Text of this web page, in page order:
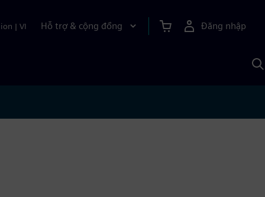
| VI Hỗ trợ & cộng đồng
Đăng nhập